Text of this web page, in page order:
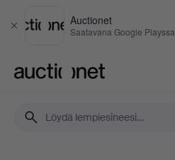
Sulje
Auctionet
Saatavana Google Playssa